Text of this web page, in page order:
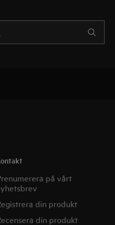
på vårt
din produkt
din produkt